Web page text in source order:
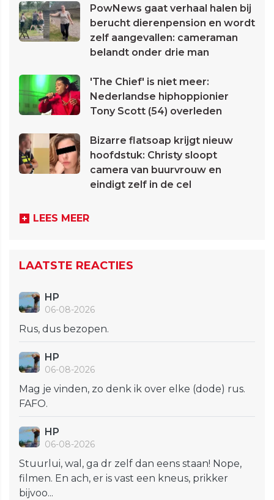
PowNews gaat verhaal halen bij
berucht dierenpension en wordt
zelf aangevallen: cameraman
belandt onder drie man
'The Chief' is niet meer:
Nederlandse hiphoppionier
Tony Scott (54) overleden
Bizarre flatsoap krijgt nieuw
hoofdstuk: Christy sloopt
camera van buurvrouw en
eindigt zelf in de cel
LEES MEER
LAATSTE REACTIES
HP
06-08-2026
Rus, dus bezopen.
HP
06-08-2026
Mag je vinden, zo denk ik over elke (dode) rus.
FAFO.
HP
06-08-2026
Stuurlui, wal, ga dr zelf dan eens staan! Nope,
filmen. En ach, er is vast een kneus, prikker
bijvoo...